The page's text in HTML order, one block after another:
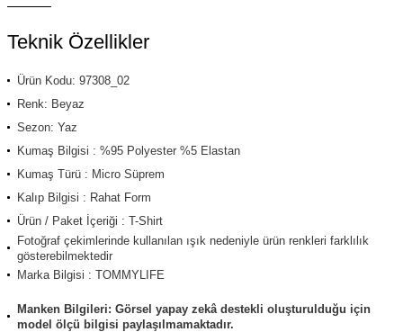
Teknik Özellikler
Ürün Kodu: 97308_02
Renk: Beyaz
Sezon: Yaz
Kumaş Bilgisi : %95 Polyester %5 Elastan
Kumaş Türü : Micro Süprem
Kalıp Bilgisi : Rahat Form
Ürün / Paket İçeriği : T-Shirt
Fotoğraf çekimlerinde kullanılan ışık nedeniyle ürün renkleri farklılık
gösterebilmektedir
Marka Bilgisi : TOMMYLIFE
Manken Bilgileri: Görsel yapay zekâ destekli oluşturulduğu için
model ölçü bilgisi paylaşılmamaktadır.